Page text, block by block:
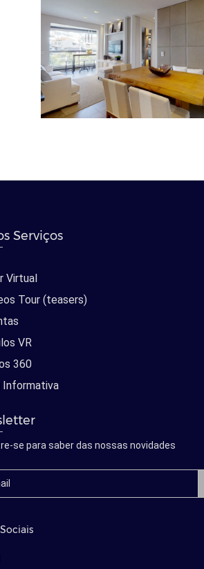
Serviços
Virtual
Tour (teasers)
VR
360
Informativa
se para saber das nossas novidades